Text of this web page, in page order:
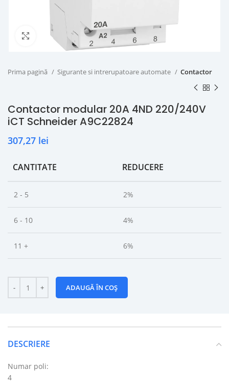
Click to enlarge
Prima pagină Sigurante si intrerupatoare automate Contactor
Contactor modular 20A 4ND 220/240V
iCT Schneider A9C22824
307,27 lei
CANTITATE REDUCERE
2 - 5 2%
6 - 10 4%
11 + 6%
ADAUGĂ ÎN COȘ
DESCRIERE
Numar poli:
4